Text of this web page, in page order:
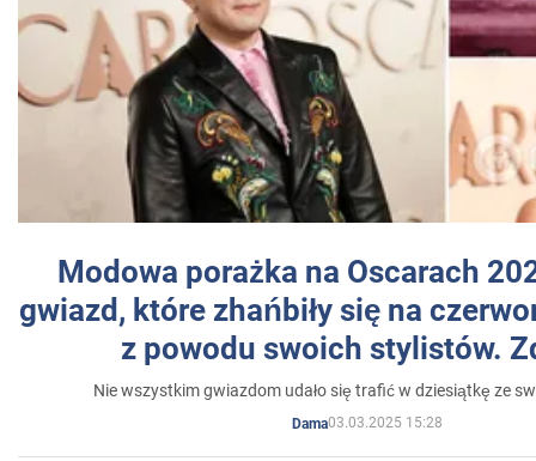
Modowa porażka na Oscarach
gwiazd, które zhańbiły się na
z powodu swoich stylistów.
Nie wszystkim gwiazdom udało się trafić w dziesiątkę ze
Dama03.03.2025 15:28